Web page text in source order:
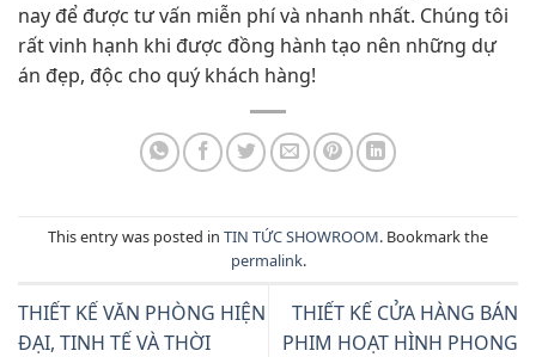
nay để được tư vấn miễn phí và nhanh nhất. Chúng tôi
rất vinh hạnh khi được đồng hành tạo nên những dự
án đẹp, độc cho quý khách hàng!
This entry was posted in TIN TỨC SHOWROOM. Bookmark the
permalink.
THIẾT KẾ VĂN PHÒNG HIỆN
ĐẠI, TINH TẾ VÀ THỜI
THIẾT KẾ CỬA HÀNG BÁN
PHIM HOẠT HÌNH PHONG